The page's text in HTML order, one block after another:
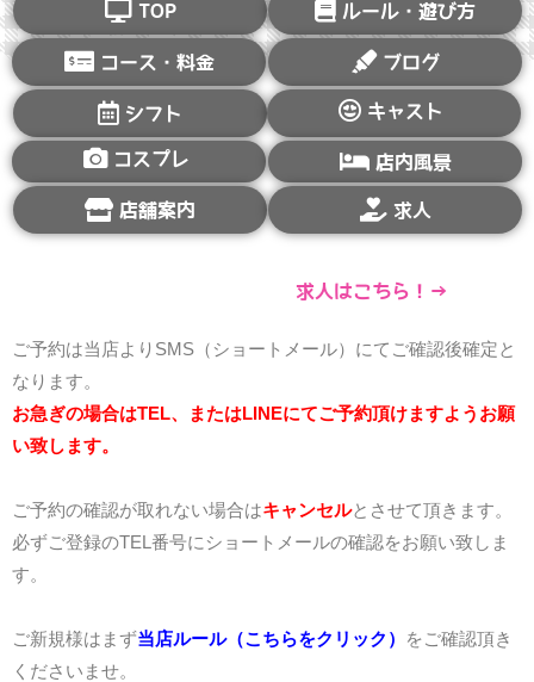
TOP ルール・遊び方
コース・料金 ブログ
シフト キャスト
コスプレ 店内風景
店舗案内 求人
求人はこちら！→
ご予約は当店よりSMS（ショートメール）にてご確認後確定と
なります。
お急ぎの場合はTEL、またはLINEにてご予約頂けますようお願
い致します。
ご予約の確認が取れない場合はキャンセルとさせて頂きます。
必ずご登録のTEL番号にショートメールの確認をお願い致しま
す。
ご新規様はまず当店ルール（こちらをクリック）
をご確認頂き
くださいませ。